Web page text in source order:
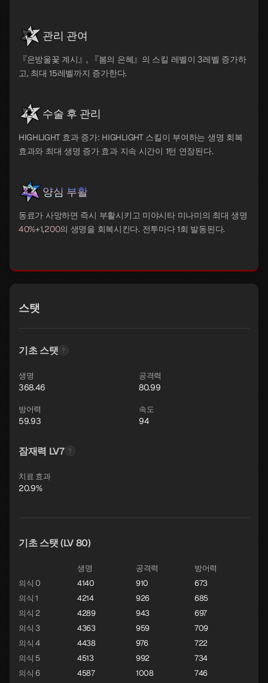
관리 관여
『은방울꽃 계시』, 『봄의 은혜』의 스킬 레벨이 3레벨 증가하
고, 최대 15레벨까지 증가한다.
수술 후 관리
HIGHLIGHT 효과 증가: HIGHLIGHT 스킬이 부여하는 생명 회복
효과와 최대 생명 증가 효과 지속 시간이 1턴 연장된다.
양심 부활
동료가 사망하면 즉시 부활시키고 미야시타 미나미의 최대 생명
40%+1,200의 생명을 회복시킨다. 전투마다 1회 발동된다.
스탯
기초 스탯
생명
368.46
공격력
80.99
방어력
59.93
속도
94
잠재력 LV7
치료 효과
20.9%
기초 스탯 (LV 80)
생명 공격력
방어력
의식 0
4140 910
673
의식 1
4214 926
685
의식 2
4289 943
697
의식 3
4363 959
709
의식 4
4438 976
722
의식 5
4513 992
734
의식 6
4587 1008 746